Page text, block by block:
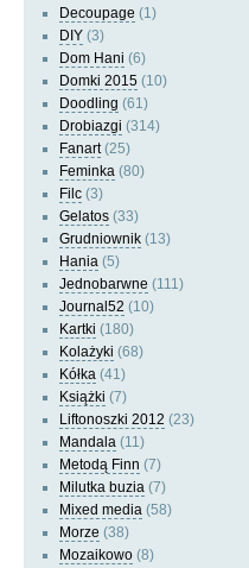
Decoupage (1)
DIY (3)
Dom Hani (6)
Domki 2015 (10)
Doodling (61)
Drobiazgi (314)
Fanart(25)
Feminka (80)
Filc (3)
Gelatos (33)
Grudniownik (13)
Hania (5)
Jednobarwne (111)
Journal52 (10)
Kartki (180)
Kolażyki (68)
Kółka (41)
Książki (7)
Liftonoszki 2012 (23)
Mandala (11)
Metodą Finn (7)
Milutka buzia (7)
Mixed media (58)
Morze (38)
Mozaikowo (8)